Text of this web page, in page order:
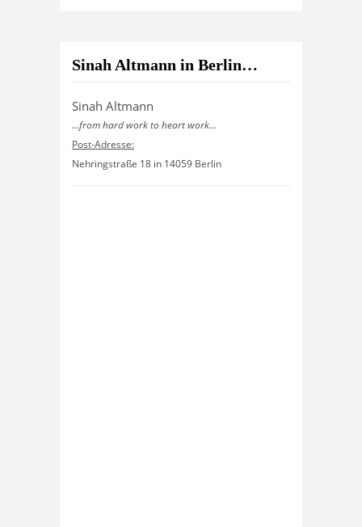
Sinah Altmann in Berlin…
Sinah Altmann
...from hard work to heart work...
Post-Adresse:
Nehringstraße 18 in 14059 Berlin